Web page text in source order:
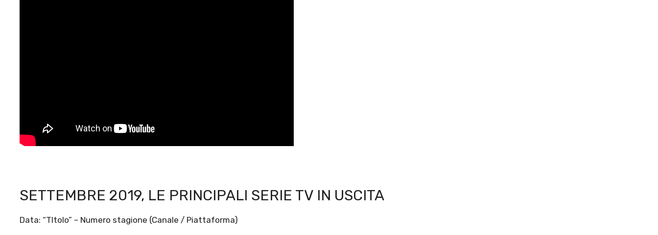
SETTEMBRE 2019, LE PRINCIPALI SERIE TV IN USCITA
Data: “TItolo” – Numero stagione (Canale / Piattaforma)